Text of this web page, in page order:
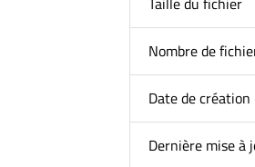
Nombre de
Date de création
Dernière mise à